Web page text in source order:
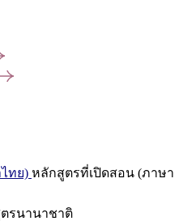
ทย) หลักสูตรที่เปิดสอน (ภาษา
รนานาชาติ